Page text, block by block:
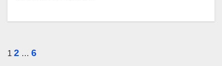
Paginación
1 2 … 6